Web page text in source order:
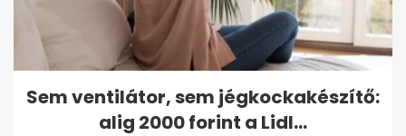
Sem ventilátor, sem jégkockakészítő:
alig 2000 forint a Lidl...